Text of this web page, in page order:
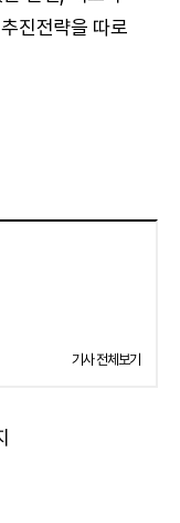
진전략을 따로
기사 전체보기